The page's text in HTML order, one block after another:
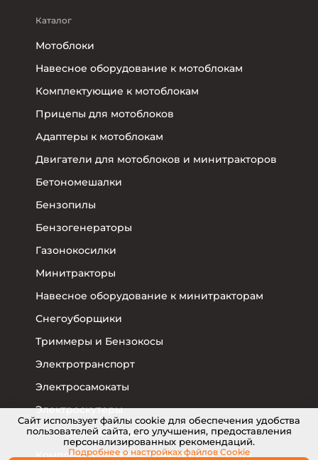
Каталог
Мотоблоки
Навесное оборудование к мотоблокам
Комплектующие к мотоблокам
Прицепы для мотоблоков
Адаптеры к мотоблокам
Двигатели для мотоблоков и минитракторов
Бетономешалки
Бензопилы
Бензогенераторы
Газонокосилки
Минитракторы
Навесное оборудование к минитракторам
Снегоуборщики
Триммеры и Бензокосы
Электротранспорт
Электросамокаты
Электроскутеры
Электровелосипеды
Комплектующие для электротранспорта
Cайт использует файлы cookie для обеспечения удобства
пользователей сайта, его улучшения, предоставления
персонализированных рекомендаций.
Подробнее о настройкахфайлов Cookie